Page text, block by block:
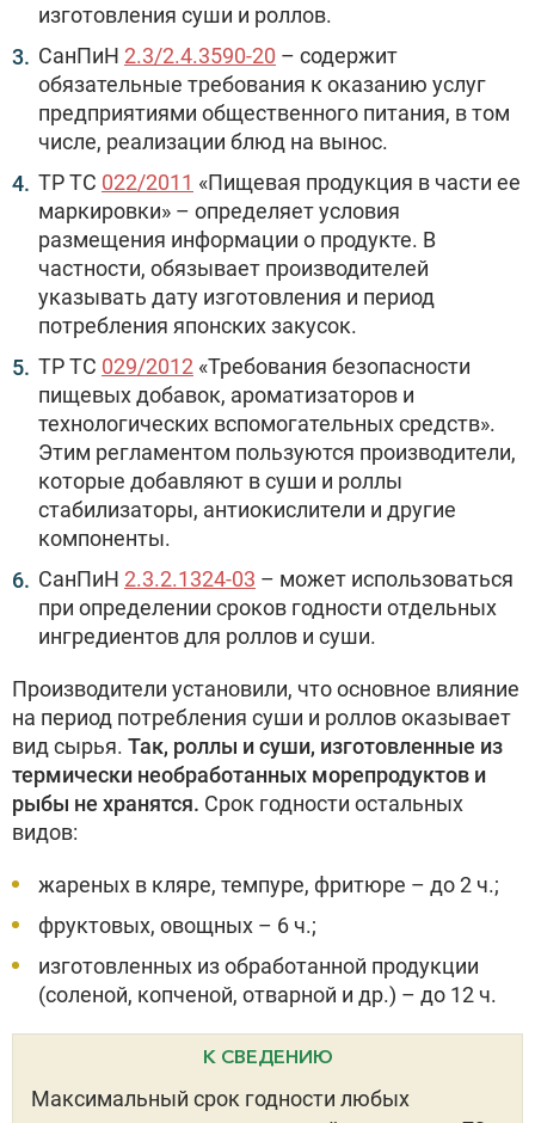
изготовления суши и роллов.
СанПиН 2.3/2.4.3590-20 – содержит
обязательные требования к оказанию услуг
предприятиями общественного питания, в том
числе, реализации блюд на вынос.
ТР ТС 022/2011 «Пищевая продукция в части ее
маркировки» – определяет условия
размещения информации о продукте. В
частности, обязывает производителей
указывать дату изготовления и период
потребления японских закусок.
ТР ТС 029/2012 «Требования безопасности
пищевых добавок, ароматизаторов и
технологических вспомогательных средств».
Этим регламентом пользуются производители,
которые добавляют в суши и роллы
стабилизаторы, антиокислители и другие
компоненты.
СанПиН 2.3.2.1324-03 – может использоваться
при определении сроков годности отдельных
ингредиентов для роллов и суши.
Производители установили, что основное влияние
на период потребления суши и роллов оказывает
вид сырья. Так, роллы и суши, изготовленные из
термически необработанных морепродуктов и
рыбы не хранятся. Срок годности остальных
видов:
жареных в кляре, темпуре, фритюре – до 2 ч.;
фруктовых, овощных – 6 ч.;
изготовленных из обработанной продукции
(соленой, копченой, отварной и др.) – до 12 ч.
К СВЕДЕНИЮ
Максимальный срок годности любых